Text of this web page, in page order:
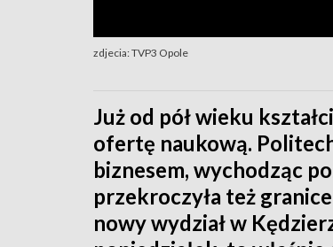
zdjecia: TVP3 Opole
Już od pół wieku
ofertę naukową.
biznesem, wychodząc
przekroczyła też
nowy wydział w